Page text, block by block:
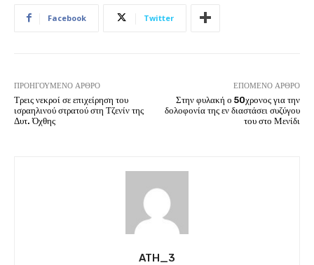
Facebook Twitter
ΠΡΟΗΓΟΎΜΕΝΟ ΆΡΘΡΟ
Τρεις νεκροί σε επιχείρηση του
ισραηλινού στρατού στη Τζενίν της
Δυτ. Όχθης
ΕΠΌΜΕΝΟ ΆΡΘΡΟ
Στην φυλακή ο 50χρονος για την
δολοφονία της εν διαστάσει συζύγου
του στο Μενίδι
ATH_3